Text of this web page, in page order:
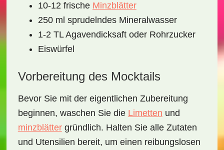
10-12 frische Minzblätter
250 ml sprudelndes Mineralwasser
1-2 TL Agavendicksaft oder Rohrzucker
Eiswürfel
Vorbereitung des Mocktails
Bevor Sie mit der eigentlichen Zubereitung
beginnen, waschen Sie die Limetten und
minzblättergründlich. Halten Sie alle Zutaten
und Utensilien bereit, um einen reibungslosen